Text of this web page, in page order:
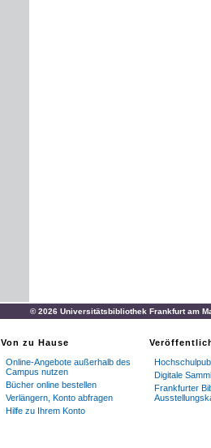
© 2026 Universitätsbibliothek Frankfurt am
Von zu Hause
Online-Angebote außerhalb des
Campus nutzen
Bücher online bestellen
Verlängern, Konto abfragen
Hilfe zu Ihrem Konto
Digitale
Frankfurter